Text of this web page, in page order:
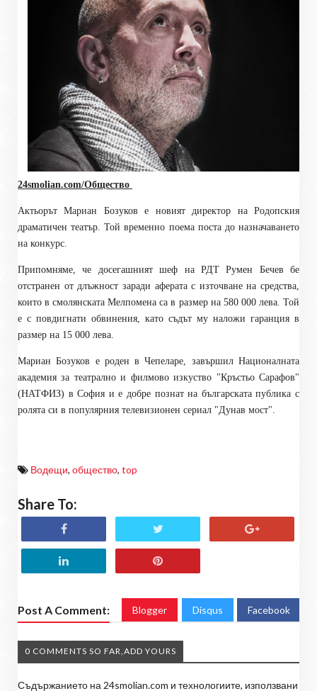
24smolian.com/Общество
Актьорът Мариан Бозуков е новият директор на Родопския
драматичен театър. Той временно поема поста до назначаването
на конкурс.
Припомняме, че досегашният шеф на РДТ Румен Бечев бе
отстранен от длъжност заради аферата с източване на средства,
които в смолянската Мелпомена са в размер на 580 000 лева. Той
е с повдигнати обвинения, като съдът му наложи гаранция в
размер на 15 000 лева.
Мариан Бозуков е роден в Чепеларе, завършил Националната
академия за театрално и филмово изкуство "Кръстьо Сарафов"
(НАТФИЗ) в София и е добре познат на българската публика с
ролята си в популярния телевизионен сериал "Дунав мост".
Водещи, общество, top
Share To:
Post A Comment: Blogger Disqus Facebook
0 COMMENTS SO FAR,ADD YOURS
Съдържанието на 24smolian.com и технологиите, използвани